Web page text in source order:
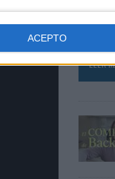
ACEPTO
serie
LEER